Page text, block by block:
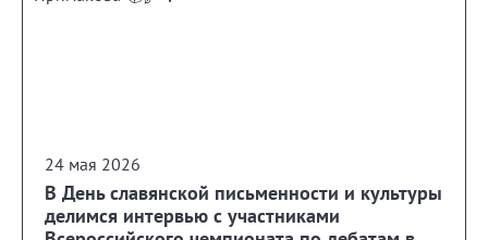
24 мая 2026
В День славянской письменности и культуры
делимся интервью с участниками